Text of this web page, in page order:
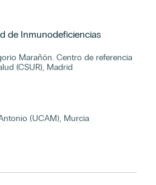
de Inmunodeficiencias
Marañón. Centro de referencia
(CSUR), Madrid
(UCAM), Murcia